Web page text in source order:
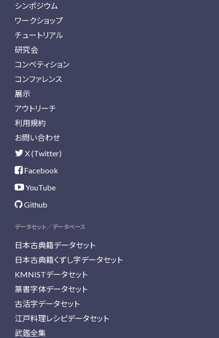
シンポジウム
ワークショップ
チュートリアル
研究会
コンペティション
コンファレンス
展示
アウトリーチ
利用規約
お問い合わせ
X (Twitter)
Facebook
YouTube
Github
データセット／データベース
日本古典籍データセット
日本古典籍くずし字データセット
KMNISTデータセット
篆書字体データセット
古活字データセット
江戸料理レシピデータセット
武鑑全集